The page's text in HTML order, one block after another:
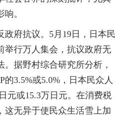
。
政府抗议。5月19日，日本民
举行万人集会，抗议政府无
据野村综合研究所分析，
3.5%或5.0%，日本民众人
元或15.3万日元。在消费税
这无异于使民众生活雪上加